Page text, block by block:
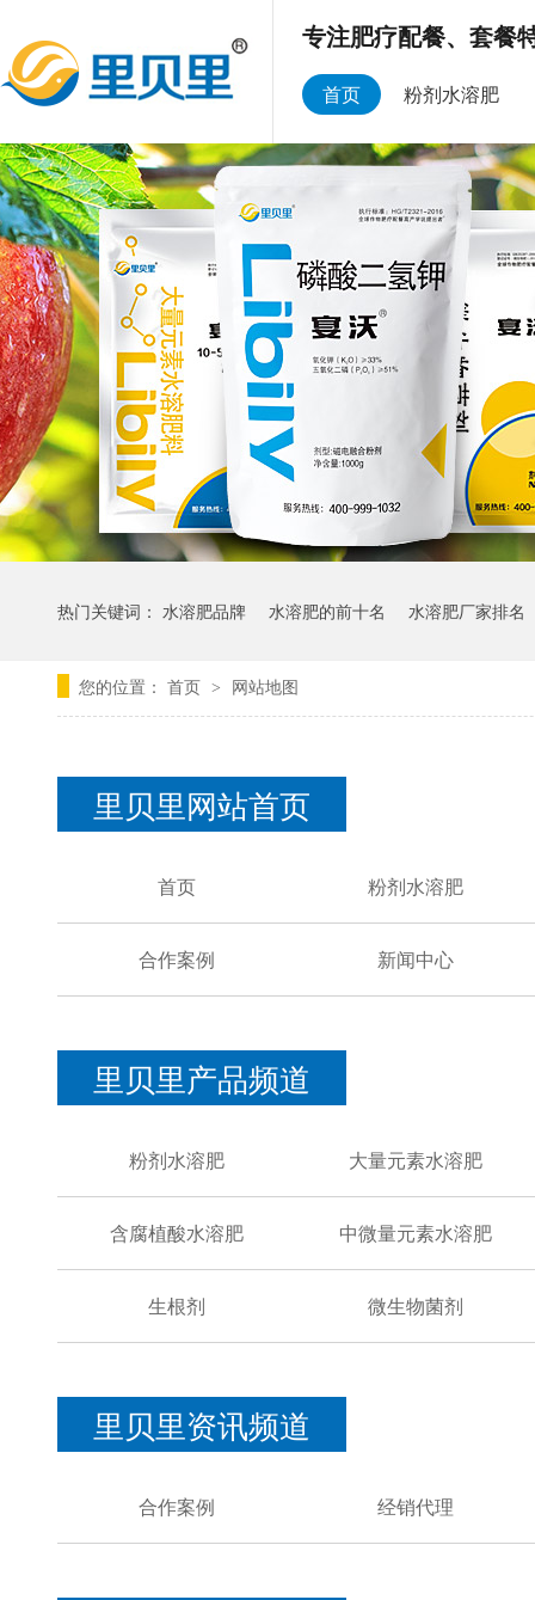
专注肥疗配餐、套餐
首页 粉剂水溶肥
热门关键词： 水溶肥品牌 水溶肥的前十名 水溶肥厂家排名
您的位置： 首页 > 网站地图
里贝里网站首页
首页 粉剂水溶肥
合作案例 新闻中心
里贝里产品频道
粉剂水溶肥 大量元素水溶肥
含腐植酸水溶肥 中微量元素水溶肥
生根剂 微生物菌剂
里贝里资讯频道
合作案例 经销代理